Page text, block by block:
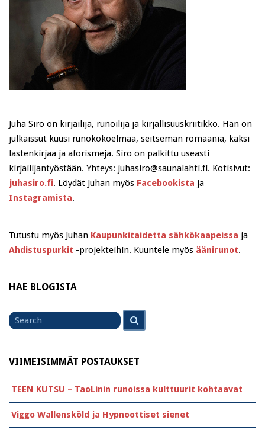
Juha Siro on kirjailija, runoilija ja kirjallisuuskriitikko. Hän on
julkaissut kuusi runokokoelmaa, seitsemän romaania, kaksi
lastenkirjaa ja aforismeja. Siro on palkittu useasti
kirjailijantyöstään. Yhteys: juhasiro@saunalahti.fi. Kotisivut:
juhasiro.fi. Löydät Juhan myös Facebookista ja
Instagramista.
Tutustu myös Juhan Kaupunkitaidetta sähkökaapeissa ja
Ahdistuspurkit -projekteihin. Kuuntele myös äänirunot.
HAE BLOGISTA
Search
for
VIIMEISIMMÄT POSTAUKSET
TEEN KUTSU – TaoLinin runoissa kulttuurit kohtaavat
Viggo Wallensköld ja Hypnoottiset sienet